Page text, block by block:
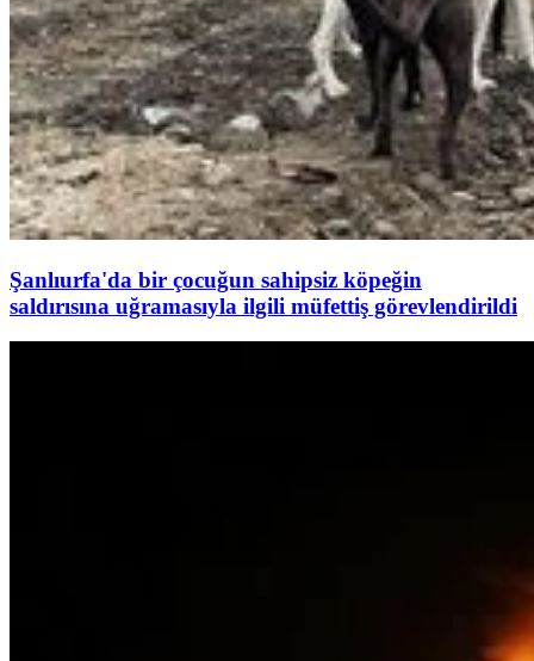
Şanlıurfa'da bir çocuğun sahipsiz köpeğin
saldırısına uğramasıyla ilgili müfettiş görevlendirildi